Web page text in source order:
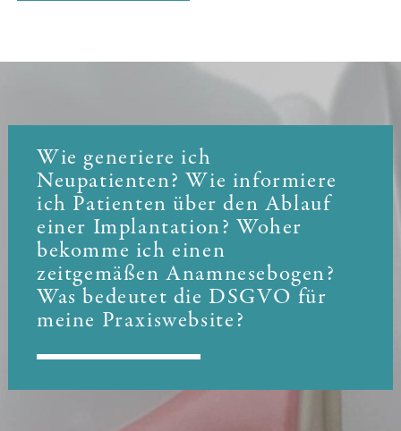
Wie generiere ich
Neupatienten? Wie informiere
ich Patienten über den Ablauf
einer Implantation? Woher
bekomme ich einen
zeitgemäßen Anamnesebogen?
Was bedeutet die DSGVO für
meine Praxiswebsite?